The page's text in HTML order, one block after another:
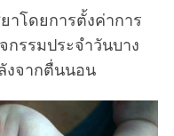
โดยการตั้งค่าการ
กรรมประจำวันบาง
งจากตื่นนอน